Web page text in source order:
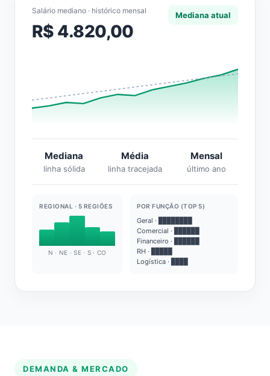
Salário mediano · histórico mensal
R$ 4.820,00
Mediana atual
Mediana
linha sólida
Média
linha tracejada
Mensal
último ano
REGIONAL · 5 REGIÕES
N · NE · SE · S · CO
POR FUNÇÃO (TOP 5)
Geral · ████████
Comercial · ██████
Financeiro · ██████
RH · █████
Logística · ████
DEMANDA & MERCADO